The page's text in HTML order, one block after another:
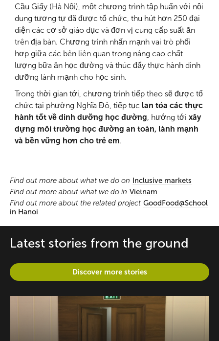
Cầu Giấy (Hà Nội), một chương trình tập huấn với nội
dung tương tự đã được tổ chức, thu hút hơn 250 đại
diện các cơ sở giáo dục và đơn vị cung cấp suất ăn
trên địa bàn. Chương trình nhấn mạnh vai trò phối
hợp giữa các bên liên quan trong nâng cao chất
lượng bữa ăn học đường và thúc đẩy thực hành dinh
dưỡng lành mạnh cho học sinh.
Trong thời gian tới, chương trình tiếp theo sẽ được tổ
chức tại phường Nghĩa Đô, tiếp tục lan tỏa các thực
hành tốt về dinh dưỡng học đường, hướng tới xây
dựng môi trường học đường an toàn, lành mạnh
và bền vững hơn cho trẻ em.
Find out more about what we do on
Inclusive markets
Find out more about what we do in Vietnam
Find out more about the related project GoodFood@School
in Hanoi
Latest stories from the ground
Discover more stories